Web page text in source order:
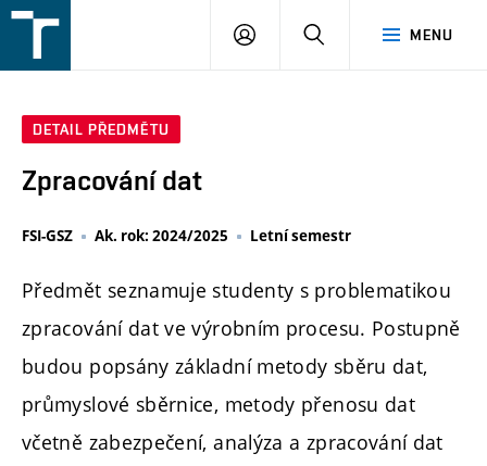
v
MENU
PŘIHLÁŠENÍ
DETAIL PŘEDMĚTU
Zpracování dat
FSI-GSZ Ak. rok: 2024/2025 Letní semestr
Předmět seznamuje studenty s problematikou
zpracování dat ve výrobním procesu. Postupně
budou popsány základní metody sběru dat,
průmyslové sběrnice, metody přenosu dat
včetně zabezpečení, analýza a zpracování dat